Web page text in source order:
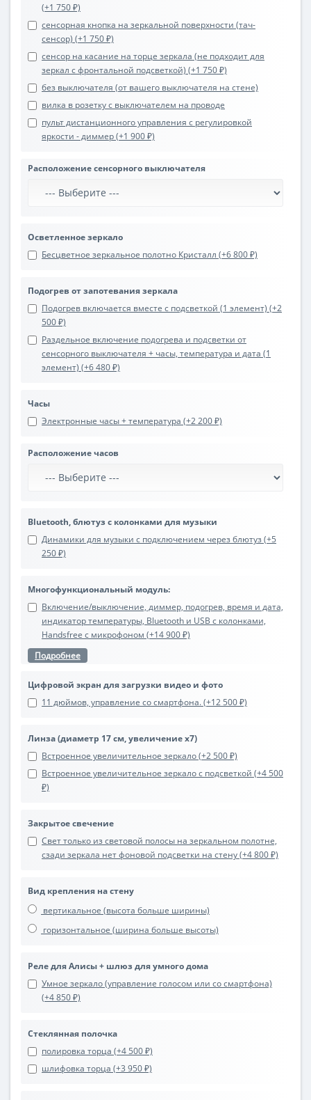
(+1 750 ₽)
сенсорная кнопка на зеркальной поверхности (тач-
сенсор) (+1 750 ₽)
сенсор на касание на торце зеркала (не подходит для
зеркал с фронтальной подсветкой) (+1 750 ₽)
без выключателя (от вашего выключателя на стене)
вилка в розетку с выключателем на проводе
пульт дистанционного управления с регулировкой
яркости - диммер (+1 900 ₽)
Расположение сенсорного выключателя
Осветленное зеркало
Бесцветное зеркальное полотно Кристалл (+6 800 ₽)
Подогрев от запотевания зеркала
Подогрев включается вместе с подсветкой (1 элемент) (+2
500 ₽)
Раздельное включение подогрева и подсветки от
сенсорного выключателя + часы, температура и дата (1
элемент) (+6 480 ₽)
Часы
Электронные часы + температура (+2 200 ₽)
Расположение часов
Bluetooth, блютуз с колонками для музыки
Динамики для музыки с подключением через блютуз (+5
250 ₽)
Многофункциональный модуль:
Включение/выключение, диммер, подогрев, время и дата,
индикатор температуры, Bluetooth и USB с колонками,
Handsfree с микрофоном (+14 900 ₽)
Подробнее
Цифровой экран для загрузки видео и фото
11 дюймов, управление со смартфона. (+12 500 ₽)
Линза (диаметр 17 см, увеличение х7)
Встроенное увеличительное зеркало (+2 500 ₽)
Встроенное увеличительное зеркало с подсветкой (+4 500
₽)
Закрытое свечение
Свет только из световой полосы на зеркальном полотне,
сзади зеркала нет фоновой подсветки на стену (+4 800 ₽)
Вид крепления на стену
вертикальное (высота больше ширины)
горизонтальное (ширина больше высоты)
Реле для Алисы + шлюз для умного дома
Умное зеркало (управление голосом или со смартфона)
(+4 850 ₽)
Стеклянная полочка
полировка торца (+4 500 ₽)
шлифовка торца (+3 950 ₽)